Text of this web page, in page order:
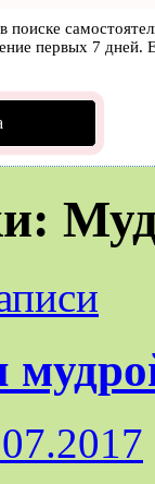
поиске
первых 7